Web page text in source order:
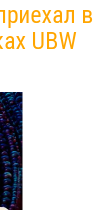
в
UBW